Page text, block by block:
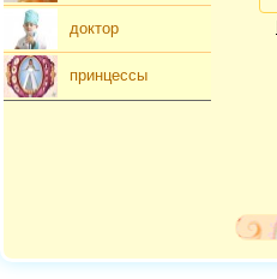
доктор
принцессы